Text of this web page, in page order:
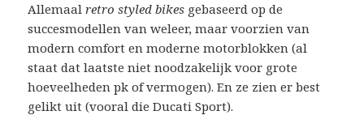
Allemaalretro styled bikes gebaseerd op de
succesmodellen van weleer, maar voorzien van
modern comfort en moderne motorblokken (al
staat dat laatste niet noodzakelijk voor grote
hoeveelheden pk of vermogen). En ze zien er best
gelikt uit (vooral die Ducati Sport).